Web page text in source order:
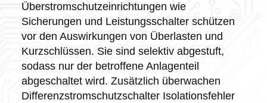
Überstromschutzeinrichtungen wie
Sicherungen und Leistungsschalter schützen
vor den Auswirkungen von Überlasten und
Kurzschlüssen. Sie sind selektiv abgestuft,
sodass nur der betroffene Anlagenteil
abgeschaltet wird. Zusätzlich überwachen
Differenzstromschutzschalter Isolationsfehler